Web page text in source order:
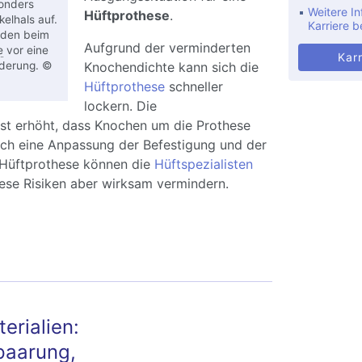
auf.
beim
vor eine
©
Hüftprothese.
Aufgrund der verminderten
Knochendichte kann sich die
Hüftprotheseschneller
lockern. Die
erhöht, dass Knochen um die Prothese
eine Anpassung der Befestigung und der
können die Hüftspezialisten
Risiken aber wirksam vermindern.
Weitere
Karriere